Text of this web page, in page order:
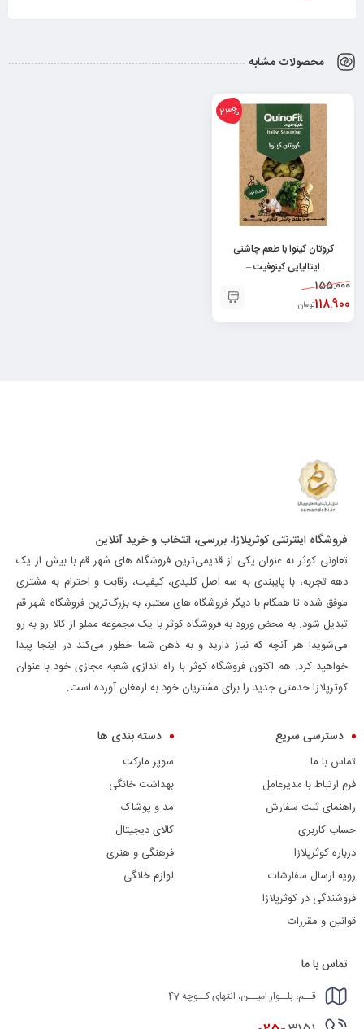
محصولات مشابه
23%
کروتان کینوا با طعم چاشنی
ایتالیایی کینوفیت –
6260000774552155.000
118.900تومان
فروشگاه اینترنتی کوثرپلازا، بررسی، انتخاب و خرید آنلاین
تعاونی کوثر به عنوان یکی از قدیمی‌ترین فروشگاه های شهر قم با بیش از یک
دهه تجربه، با پایبندی به سه اصل کلیدی، کیفیت، رقابت و احترام به مشتری
موفق شده تا همگام با دیگر فروشگاه های معتبر، به بزرگ‌ترین فروشگاه شهر قم
تبدیل شود. به محض ورود به فروشگاه کوثر با یک مجموعه مملو از کالا رو به رو
می‌شوید! هر آنچه که نیاز دارید و به ذهن شما خطور می‌کند در اینجا پیدا
خواهید کرد. هم اکنون فروشگاه کوثر با راه اندازی شعبه مجازی خود با عنوان
کوثرپلازا خدمتی جدید را برای مشتریان خود به ارمغان آورده است.
دسترسی سریع
تماس با ما
فرم ارتباط با مدیرعامل
راهنمای ثبت سفارش
حساب کاربری
درباره کوثرپلازا
رویه ارسال سفارشات
فروشندگی در کوثرپلازا
قوانین و مقررات
دسته بندی ها
سوپر مارکت
بهداشت خانگی
مد و پوشاک
کالای دیجیتال
فرهنگی و هنری
لوازم خانگی
تماس با ما
قــم، بلــوار امیــن، انتهای کــوچه 47